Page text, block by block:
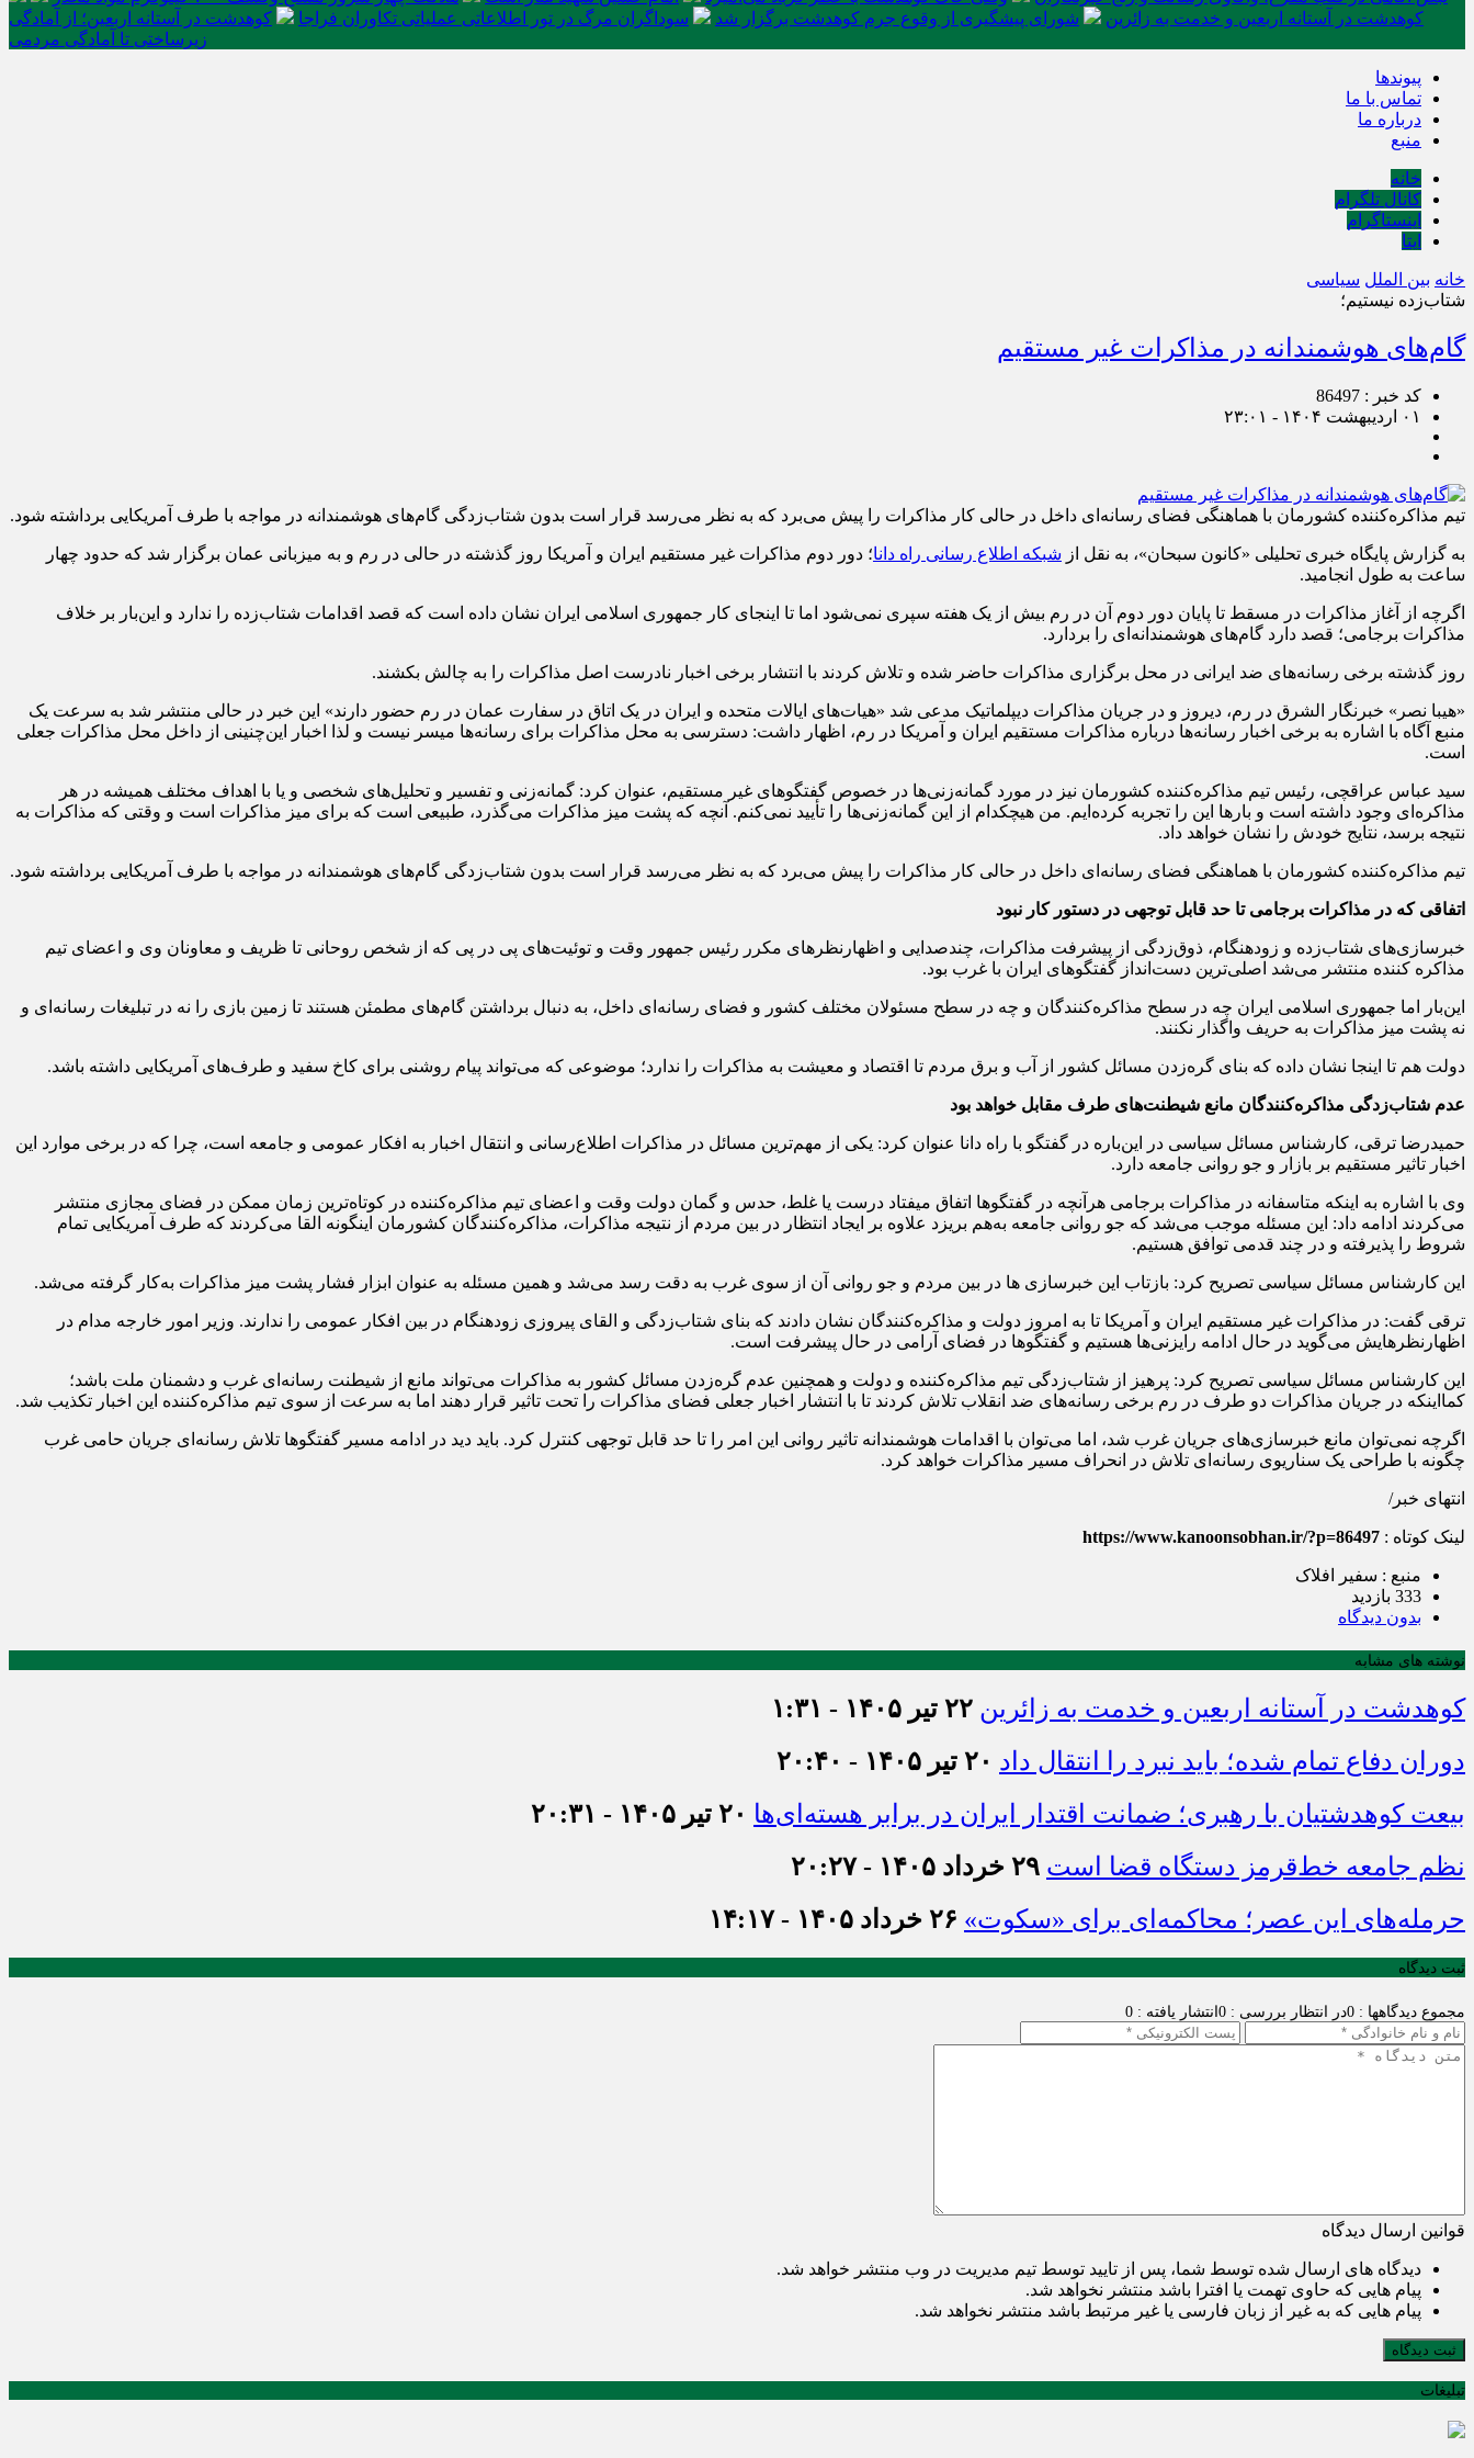
کوهدشت در آستانه اربعین و خدمت‌ به زائرین
شورای پیشگیری از وقوع جرم کوهدشت برگزار شد سوداگران مرگ در تور اطلاعاتی عملیاتی تکاوران فراجا
کوهدشت در آستانه اربعین؛ از آمادگی
زیرساختی تا آمادگی مردمی
پیوندها
تماس با ما
درباره ما
منبع
خانه
کانال تلگرام
اینستاگرام
ایتا
خانه بین الملل سیاسی
شتاب‌زده نیستیم؛
گام‌های هوشمندانه در مذاکرات غیر مستقیم
کد خبر : 86497
۰۱ اردیبهشت ۱۴۰۴ - ۲۳:۰۱
تیم مذاکره‌کننده کشورمان با هماهنگی فضای رسانه‌ای داخل در حالی کار مذاکرات را پیش می‌برد که به نظر می‌رسد قرار است بدون شتاب‌زدگی گام‌های هوشمندانه در مواجه با طرف آمریکایی برداشته شود.
به گزارش پایگاه خبری تحلیلی «کانون سبحان»، به نقل از شبکه اطلاع رسانی راه دانا؛ دور دوم مذاکرات غیر مستقیم ایران و آمریکا روز گذشته در حالی در رم و به میزبانی عمان برگزار شد که حدود چهار
ساعت به طول انجامید.
اگرچه از آغاز مذاکرات در مسقط تا پایان دور دوم آن در رم بیش از یک هفته سپری نمی‌شود اما تا اینجای کار جمهوری اسلامی ایران نشان داده است که قصد اقدامات شتاب‌زده را ندارد و این‌بار بر خلاف
مذاکرات برجامی؛ قصد دارد گام‌های هوشمندانه‌ای را بردارد.
روز گذشته برخی رسانه‌های ضد ایرانی در محل برگزاری مذاکرات حاضر شده و تلاش کردند با انتشار برخی اخبار نادرست اصل مذاکرات را به چالش بکشند.
«هیبا نصر» خبرنگار الشرق در رم، دیروز و در جریان مذاکرات دیپلماتیک مدعی شد «هیات‌های ایالات متحده و ایران در یک اتاق در سفارت عمان در رم حضور دارند» این خبر در حالی منتشر شد به سرعت یک
منبع آگاه با اشاره به برخی اخبار رسانه‌ها درباره مذاکرات مستقیم ایران و آمریکا در رم، اظهار داشت: دسترسی به محل مذاکرات برای رسانه‌ها میسر نیست و لذا اخبار این‌چنینی از داخل محل مذاکرات جعلی
است.
سید عباس عراقچی، رئیس تیم مذاکره‌کننده کشورمان نیز در مورد گمانه‌زنی‌ها در خصوص گفتگوهای غیر مستقیم، عنوان کرد: گمانه‌زنی و تفسیر و تحلیل‌های شخصی و یا با اهداف مختلف همیشه در هر
مذاکره‌ای وجود داشته است و بارها این را تجربه کرده‌ایم. من هیچکدام از این گمانه‌زنی‌ها را تأیید نمی‌کنم. آنچه که پشت میز مذاکرات می‌گذرد، طبیعی است که برای میز مذاکرات است و وقتی که مذاکرات به
نتیجه برسد، نتایج خودش را نشان خواهد داد.
تیم مذاکره‌کننده کشورمان با هماهنگی فضای رسانه‌ای داخل در حالی کار مذاکرات را پیش می‌برد که به نظر می‌رسد قرار است بدون شتاب‌زدگی گام‌های هوشمندانه در مواجه با طرف آمریکایی برداشته شود.
اتفاقی که در مذاکرات برجامی تا حد قابل توجهی در دستور کار نبود
خبرسازی‌های شتاب‌زده و زودهنگام، ذوق‌زدگی از پیشرفت مذاکرات، چندصدایی و اظهارنظرهای مکرر رئیس جمهور وقت و توئیت‌های پی در پی که از شخص روحانی تا ظریف و معاونان وی و اعضای تیم
مذاکره کننده منتشر می‌شد اصلی‌ترین دست‌انداز گفتگوهای ایران با غرب بود.
این‌بار اما جمهوری اسلامی ایران چه در سطح مذاکره‌کنندگان و چه در سطح مسئولان مختلف کشور و فضای رسانه‌ای داخل، به دنبال برداشتن گام‌های مطمئن هستند تا زمین بازی را نه در تبلیغات رسانه‌ای و
نه پشت میز مذاکرات به حریف واگذار نکنند.
دولت هم تا اینجا نشان داده که بنای گره‌زدن مسائل کشور از آب و برق مردم تا اقتصاد و معیشت به مذاکرات را ندارد؛ موضوعی که می‌تواند پیام روشنی برای کاخ سفید و طرف‌های آمریکایی داشته باشد.
عدم شتاب‌زدگی مذاکره‌کنندگان مانع شیطنت‌های طرف مقابل خواهد بود
حمیدرضا ترقی، کارشناس مسائل سیاسی در این‌باره در گفتگو با راه دانا عنوان کرد: یکی از مهم‌ترین مسائل در مذاکرات اطلاع‌رسانی و انتقال اخبار به افکار عمومی و جامعه است، چرا که در برخی موارد این
اخبار تاثیر مستقیم بر بازار و جو روانی جامعه دارد.
وی با اشاره به اینکه متاسفانه در مذاکرات برجامی هرآنچه در گفتگوها اتفاق میفتاد درست یا غلط، حدس و گمان دولت وقت و اعضای تیم مذاکره‌کننده در کوتاه‌ترین زمان ممکن در فضای مجازی منتشر
می‌کردند ادامه داد: این مسئله موجب می‌شد که جو روانی جامعه به‌هم بریزد علاوه بر ایجاد انتظار در بین مردم از نتیجه مذاکرات، مذاکره‌کنندگان کشورمان اینگونه القا می‌کردند که طرف آمریکایی تمام
شروط را پذیرفته و در چند قدمی توافق هستیم.
این کارشناس مسائل سیاسی تصریح کرد: بازتاب این خبرسازی ها در بین مردم و جو روانی آن از سوی غرب به دقت رسد می‌شد و همین مسئله به عنوان ابزار فشار پشت میز مذاکرات به‌کار گرفته می‌شد.
ترقی گفت: در مذاکرات غیر مستقیم ایران و آمریکا تا به امروز دولت و مذاکره‌کنندگان نشان دادند که بنای شتاب‌زدگی و القای پیروزی زودهنگام در بین افکار عمومی را ندارند. وزیر امور خارجه مدام در
اظهارنظرهایش می‌گوید در حال ادامه رایزنی‌ها هستیم و گفتگوها در فضای آرامی در حال پیشرفت است.
این کارشناس مسائل سیاسی تصریح کرد: پرهیز از شتاب‌زدگی تیم مذاکره‌کننده و دولت و همچنین عدم گره‌زدن مسائل کشور به مذاکرات می‌تواند مانع از شیطنت رسانه‌ای غرب و دشمنان ملت باشد؛
کمااینکه در جریان مذاکرات دو طرف در رم برخی رسانه‌های ضد انقلاب تلاش کردند تا با انتشار اخبار جعلی فضای مذاکرات را تحت تاثیر قرار دهند اما به سرعت از سوی تیم مذاکره‌کننده این اخبار تکذیب شد.
اگرچه نمی‌توان مانع خبرسازی‌های جریان غرب شد، اما می‌توان با اقدامات هوشمندانه تاثیر روانی این امر را تا حد قابل توجهی کنترل کرد. باید دید در ادامه مسیر گفتگوها تلاش رسانه‌ای جریان حامی غرب
چگونه با طراحی یک سناریوی رسانه‌ای تلاش در انحراف مسیر مذاکرات خواهد کرد.
انتهای خبر/
لینک کوتاه : https://www.kanoonsobhan.ir/?p=86497
منبع : سفیر افلاک
333 بازدید
بدون دیدگاه
نوشته های مشابه
کوهدشت در آستانه اربعین و خدمت‌ به زائرین ۲۲ تیر ۱۴۰۵ - ۱:۳۱
دوران دفاع تمام شده؛ باید نبرد را انتقال داد ۲۰ تیر ۱۴۰۵ - ۲۰:۴۰
بیعت کوهدشتیان با رهبری؛ ضمانت اقتدار ایران در برابر هسته‌ای‌ها ۲۰ تیر ۱۴۰۵ - ۲۰:۳۱
نظم جامعه خط‌قرمز دستگاه قضا است ۲۹ خرداد ۱۴۰۵ - ۲۰:۲۷
حرمله‌های این عصر؛ محاکمه‌ای برای «سکوت» ۲۶ خرداد ۱۴۰۵ - ۱۴:۱۷
ثبت دیدگاه
مجموع دیدگاهها : 0 در انتظار بررسی : 0 انتشار یافته : 0
قوانین ارسال دیدگاه
دیدگاه های ارسال شده توسط شما، پس از تایید توسط تیم مدیریت در وب منتشر خواهد شد.
پیام هایی که حاوی تهمت یا افترا باشد منتشر نخواهد شد.
پیام هایی که به غیر از زبان فارسی یا غیر مرتبط باشد منتشر نخواهد شد.
ثبت دیدگاه
تبلیغات